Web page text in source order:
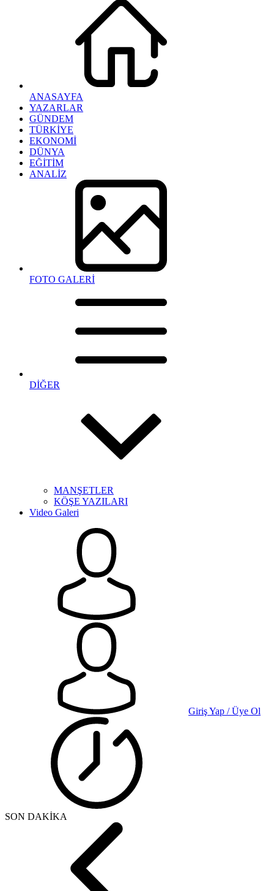
ANASAYFA
YAZARLAR
GÜNDEM
TÜRKİYE
EKONOMİ
DÜNYA
EĞİTİM
ANALİZ
FOTO GALERİ
DİĞER
MANŞETLER
KÖŞE YAZILARI
Video Galeri
Giriş Yap / Üye Ol
SON DAKİKA